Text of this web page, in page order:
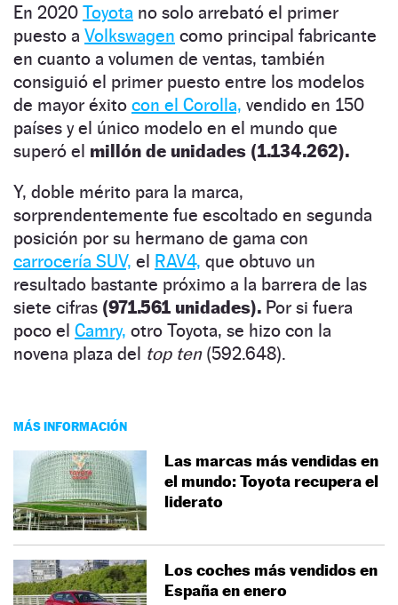
En 2020 Toyota no solo arrebató el primer
puesto a Volkswagen como principal fabricante
en cuanto a volumen de ventas, también
consiguió el primer puesto entre los modelos
de mayor éxito con el Corolla, vendido en 150
países y el único modelo en el mundo que
superó el millón de unidades (1.134.262).
Y, doble mérito para la marca,
sorprendentemente fue escoltado en segunda
posición por su hermano de gama con
carrocería SUV, el RAV4, que obtuvo un
resultado bastante próximo a la barrera de las
siete cifras (971.561 unidades). Por si fuera
poco el Camry, otro Toyota, se hizo con la
novena plaza del top ten(592.648).
MÁS INFORMACIÓN
Las marcas más vendidas en
el mundo: Toyota recupera el
liderato
Los coches más vendidos en
España en enero